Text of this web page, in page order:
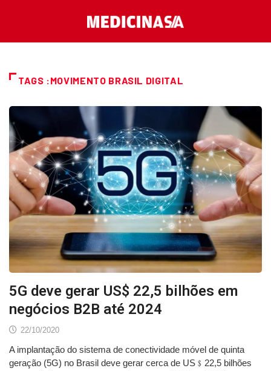
TAGS :MOVIMENTO BRASIL DIGITAL
5G deve gerar US$ 22,5 bilhões em
negócios B2B até 2024
22/10/2020
A implantação do sistema de conectividade móvel de quinta
geração (5G) no Brasil deve gerar cerca de US﹩22,5 bilhões